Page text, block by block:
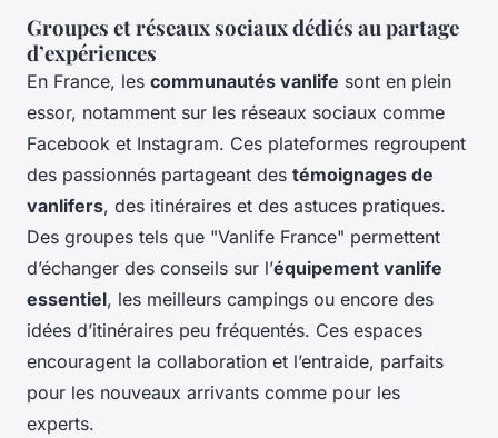
Groupes et réseaux sociaux dédiés au partage
d’expériences
En France, les communautés vanlife sont en plein
essor, notamment sur les réseaux sociaux comme
Facebook et Instagram. Ces plateformes regroupent
des passionnés partageant des témoignages de
vanlifers, des itinéraires et des astuces pratiques.
Des groupes tels que "Vanlife France" permettent
d’échanger des conseils sur l’équipement vanlife
essentiel, les meilleurs campings ou encore des
idées d’itinéraires peu fréquentés. Ces espaces
encouragent la collaboration et l’entraide, parfaits
pour les nouveaux arrivants comme pour les
experts.